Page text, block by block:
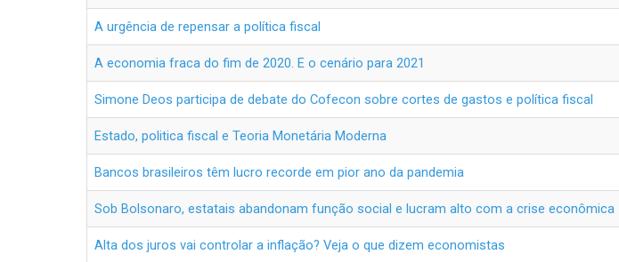
A urgência de repensar a política fiscal
A economia fraca do fim de 2020. E o cenário para 2021
Simone Deos participa de debate do Cofecon sobre cortes de gastos e política fiscal
Estado, politica fiscal e Teoria Monetária Moderna
Bancos brasileiros têm lucro recorde em pior ano da pandemia
Sob Bolsonaro, estatais abandonam função social e lucram alto com a crise econômica
Alta dos juros vai controlar a inflação? Veja o que dizem economistas